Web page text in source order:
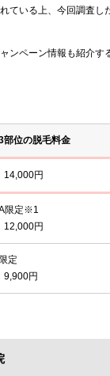
ている上、今回調査
ンペーン情報も紹介
部位の脱毛料金
14,000円
限定※1
12,000円
定
9,900円